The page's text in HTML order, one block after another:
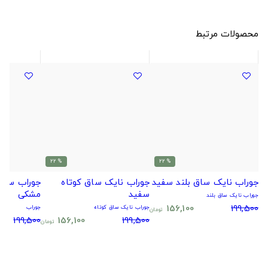
محصولات مرتبط
% 22
جوراب نایک ساق بلند سفید
جوراب نایک ساق بلند
199,500
156,100 تومان
% 22
جوراب نایک ساق کوتاه
سفید
جوراب نایک ساق کوتاه
199,500
156,100 تومان
جوراب
مشکی
جوراب
199,500